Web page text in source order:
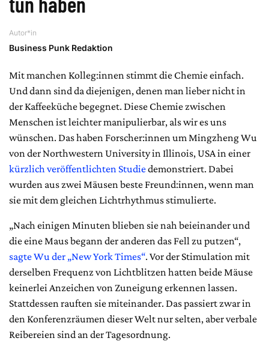
Autor*in
Business Punk Redaktion
Mit manchen Kolleg:innen stimmt die Chemie einfach.
Und dann sind da diejenigen, denen man lieber nicht in
der Kaffeeküche begegnet. Diese Chemie zwischen
Menschen ist leichter manipulierbar, als wir es uns
wünschen. Das haben Forscher:innen um Mingzheng Wu
von der Northwestern University in Illinois, USA in einer
kürzlich veröffentlichten Studiedemonstriert. Dabei
wurden aus zwei Mäusen beste Freund:innen, wenn man
sie mit dem gleichen Lichtrhythmus stimulierte.
„Nach einigen Minuten blieben sie nah beieinander und
die eine Maus begann der anderen das Fell zu putzen“,
sagte Wu der „New York Times“. Vor der Stimulation mit
derselben Frequenz von Lichtblitzen hatten beide Mäuse
keinerlei Anzeichen von Zuneigung erkennen lassen.
Stattdessen rauften sie miteinander. Das passiert zwar in
den Konferenzräumen dieser Welt nur selten, aber verbale
Reibereien sind an der Tagesordnung.